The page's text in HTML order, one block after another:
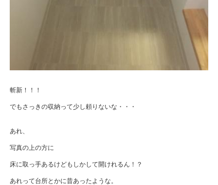
斬新！！！
でもさっきの収納って少し頼りないな・・・
あれ、
写真の上の方に
床に取っ手あるけどもしかして開けれるん！？
あれって台所とかに昔あったような。